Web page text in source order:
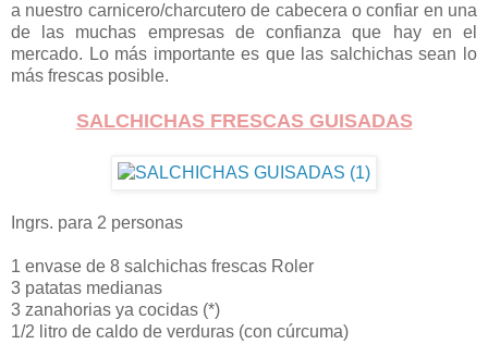
a nuestro carnicero/charcutero de cabecera o confiar en una
de las muchas empresas de confianza que hay en el
mercado. Lo más importante es que las salchichas sean lo
más frescas posible.
SALCHICHAS FRESCAS GUISADAS
Ingrs. para 2 personas
1 envase de 8 salchichas frescas Roler
3 patatas medianas
3 zanahorias ya cocidas (*)
1/2 litro de caldo de verduras (con cúrcuma)